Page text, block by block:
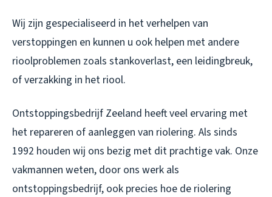
Wij zijn gespecialiseerd in het verhelpen van
verstoppingen en kunnen u ook helpen met andere
rioolproblemen zoals stankoverlast, een leidingbreuk,
of verzakking in het riool.
Ontstoppingsbedrijf Zeeland heeft veel ervaring met
het repareren of aanleggen van riolering. Als sinds
1992 houden wij ons bezig met dit prachtige vak. Onze
vakmannen weten, door ons werk als
ontstoppingsbedrijf, ook precies hoe de riolering